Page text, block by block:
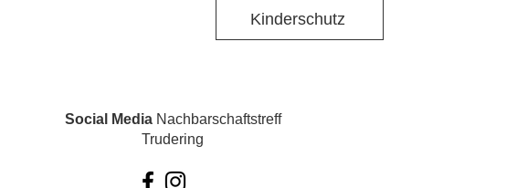
Kinderschutz
Social MediaNachbarschaftstreff
Trudering